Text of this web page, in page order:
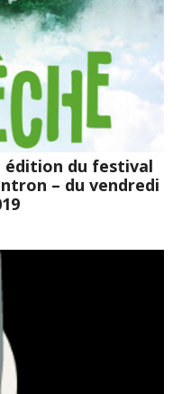
édition du festival
– du vendredi